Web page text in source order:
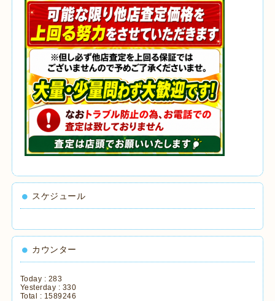
スケジュール
カウンター
Today : 283
Yesterday : 330
Total : 1589246